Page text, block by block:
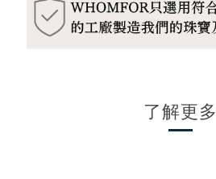
了解更多